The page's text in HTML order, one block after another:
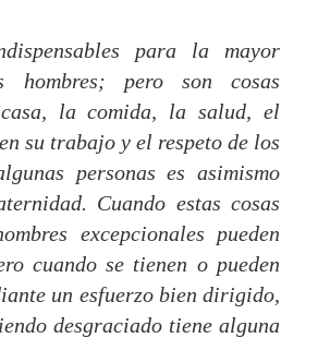
para la mayor
hombres; pero son cosas
la comida, la salud, el
su trabajo y el respeto de los
personas es asimismo
Cuando estas cosas
excepcionales pueden
cuando se tienen o pueden
un esfuerzo bien dirigido,
desgraciado tiene alguna